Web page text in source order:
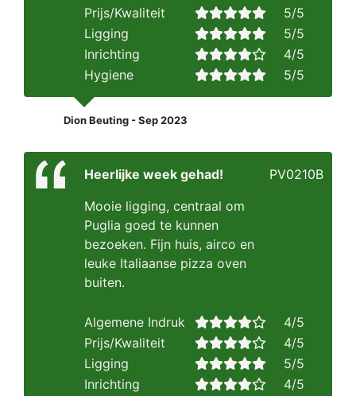
Prijs/Kwaliteit
5/5
Ligging
5/5
Inrichting
4/5
Hygiene
5/5
Dion Beuting - Sep 2023
Heerlijke week gehad!
Mooie ligging, centraal om
Puglia goed te kunnen
bezoeken. Fijn huis, airco en
leuke Italiaanse pizza oven
buiten.
PV0210B
Algemene Indruk
4/5
Prijs/Kwaliteit
4/5
Ligging
5/5
Inrichting
4/5